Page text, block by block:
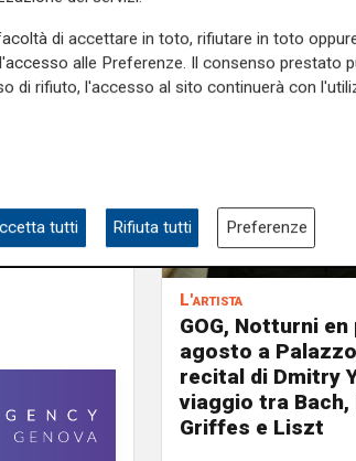
seguiteci sul
.
L'artista
GOG, Notturni
agosto a
recital di Dmitry
viaggio tra Bach,
Griffes e Liszt
di accettare in toto, rifiutare in toto
alle Preferenze. Il consenso prestato
di rifiuto, l'accesso al sito continuerà con
tutti Rifiuta tutti Preferenze